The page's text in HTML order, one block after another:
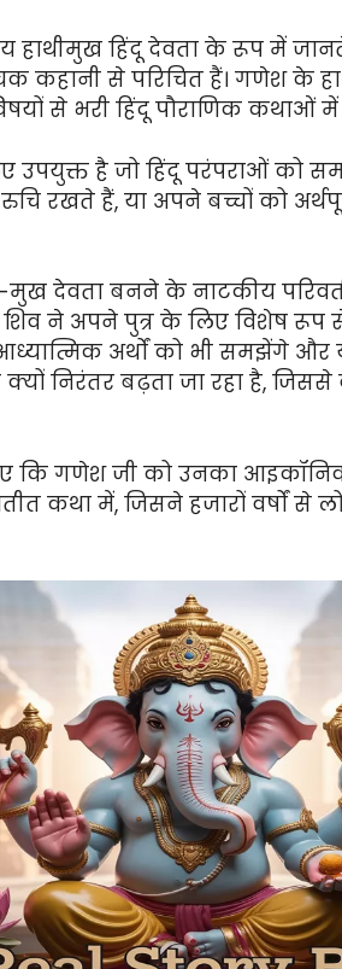
हाथीमुख हिंदू देवता के रूप में
कहानी से परिचित हैं। गणेश के
से भरी हिंदू पौराणिक
उपयुक्त है जो हिंदू परंपराओं को
रखते हैं, या अपने बच्चों को
देवता बनने के नाटकीय
ने अपने पुत्र के लिए विशेष रूप से
अर्थों को भी समझेंगे
निरंतर बढ़ता जा रहा है, जिससे
कि गणेश जी को उनका
कथा में, जिसने हजारों वर्षों से